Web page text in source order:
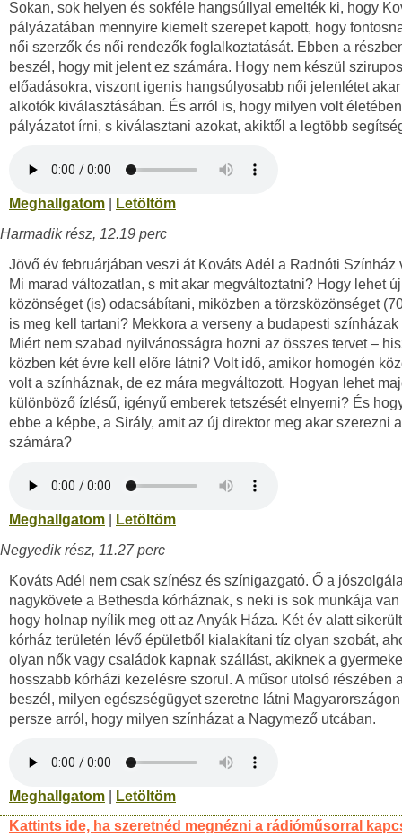
Sokan, sok helyen és sokféle hangsúllyal emelték ki, hogy
pályázatában mennyire kiemelt szerepet kapott, hogy
női szerzők és női rendezők foglalkoztatását. Ebben a
beszél, hogy mit jelent ez számára. Hogy nem készül
előadásokra, viszont igenis hangsúlyosabb női jelenlétet
alkotók kiválasztásában. És arról is, hogy milyen volt
pályázatot írni, s kiválasztani azokat, akiktől a legtöbb
Meghallgatom
Letöltöm
Harmadik rész, 12.19 perc
Jövő év februárjában veszi át Kováts Adél a Radnóti Színház
Mi marad változatlan, s mit akar megváltoztatni? Hogy lehet
közönséget (is) odacsábítani, miközben a törzsközönséget
is meg kell tartani? Mekkora a verseny a budapesti színházak
Miért nem szabad nyilvánosságra hozni az összes tervet –
közben két évre kell előre látni? Volt idő, amikor homogén
volt a színháznak, de ez mára megváltozott. Hogyan lehet
különböző ízlésű, igényű emberek tetszését elnyerni? És
ebbe a képbe, a Sirály, amit az új direktor meg akar szerezni
számára?
Meghallgatom
Letöltöm
Negyedik rész, 11.27 perc
Kováts Adél nem csak színész és színigazgató. Ő a
nagykövete a Bethesda kórháznak, s neki is sok munkája
hogy holnap nyílik meg ott az Anyák Háza. Két év alatt
kórház területén lévő épületből kialakítani tíz olyan szobát,
olyan nők vagy családok kapnak szállást, akiknek a gyermeke
hosszabb kórházi kezelésre szorul. A műsor utolsó részében
beszél, milyen egészségügyet szeretne látni
persze arról, hogy milyen színházat a Nagymező utcában.
Meghallgatom
Letöltöm
Kattints ide, ha szeretnéd megnézni a rádióműsorral